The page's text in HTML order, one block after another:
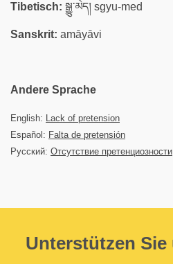
Tibetisch: སྒྱུ་མེད། sgyu-med
Sanskrit: amāyāvi
Andere Sprache
English: Lack of pretension
Español: Falta de pretensión
Русский: Отсутствие претенциозности
Unterstützen